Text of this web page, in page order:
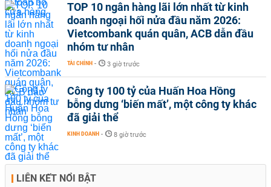
TOP 10 ngân hàng lãi lớn nhất từ kinh
doanh ngoại hối nửa đầu năm 2026:
Vietcombank quán quân, ACB dẫn đầu
nhóm tư nhân
TÀI CHÍNH - 3 giờ trước
Công ty 100 tỷ của Huấn Hoa Hồng
bỗng dưng ‘biến mất’, một công ty khác
đã giải thể
KINH DOANH - 8 giờ trước
LIÊN KẾT NỔI BẬT